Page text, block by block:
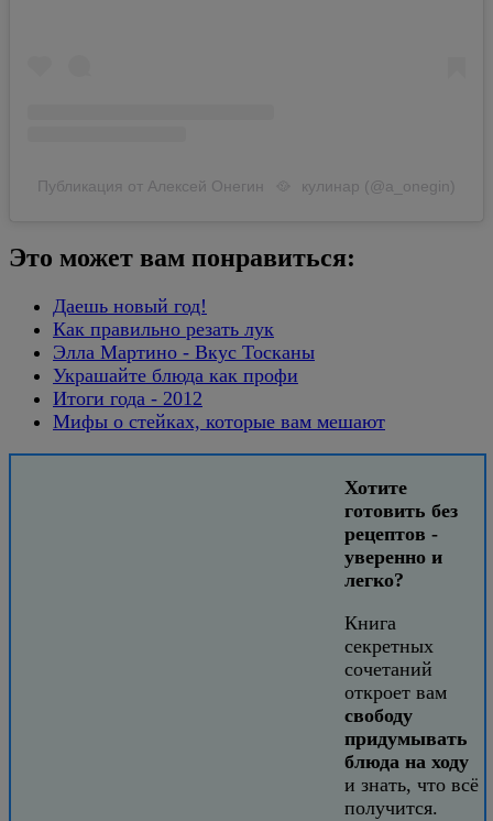
Публикация от Алексей Онегин⠀🥘⠀кулинар (@a_onegin)
Это может вам понравиться:
Даешь новый год!
Как правильно резать лук
Элла Мартино - Вкус Тосканы
Украшайте блюда как профи
Итоги года - 2012
Мифы о стейках, которые вам мешают
Хотите
готовить без
рецептов -
уверенно и
легко?
Книга
секретных
сочетаний
откроет вам
свободу
придумывать
блюда на ходу
и знать, что всё
получится.